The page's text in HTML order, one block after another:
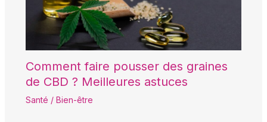
Comment faire pousser des graines
de CBD ? Meilleures astuces
Santé / Bien-être